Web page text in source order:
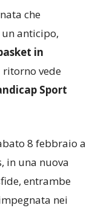
che
anticipo,
in
vede
Sport
8 febbraio a
in una nuova
entrambe
nei